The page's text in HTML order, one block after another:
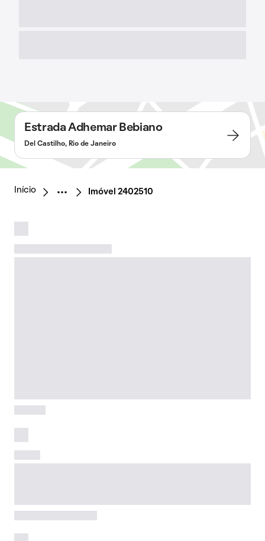
Estrada Adhemar Bebiano
Del Castilho, Rio de Janeiro
Início Imóvel 2402510